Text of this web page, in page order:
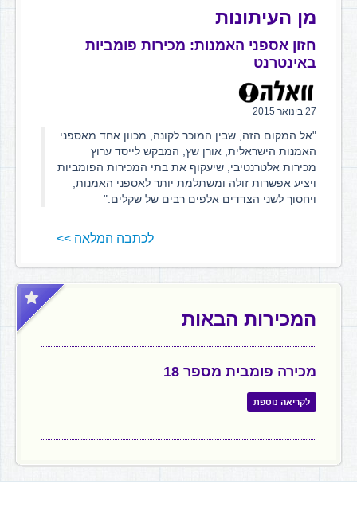
מן העיתונות
חזון אספני האמנות: מכירות פומביות
באינטרנט
27 בינואר 2015
"אל המקום הזה, שבין המוכר לקונה, מכוון אחד מאספני
האמנות הישראלית, אורן שץ, המבקש לייסד ערוץ
מכירות אלטרנטיבי, שיעקוף את בתי המכירות הפומביות
ויציע אפשרות זולה ומשתלמת יותר לאספני האמנות,
ויחסוך לשני הצדדים אלפים רבים של שקלים."
לכתבה המלאה >>
המכירות הבאות
מכירה פומבית מספר 18
לקריאה נוספת